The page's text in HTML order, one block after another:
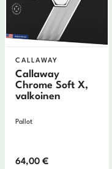
CALLAWAY
Callaway
Chrome Soft X,
valkoinen
Pallot
64,00€